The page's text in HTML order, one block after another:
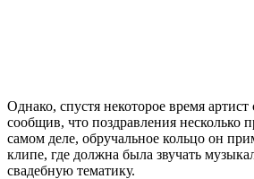
Однако, спустя некоторое время
сообщив, что поздравления несколько
самом деле, обручальное кольцо он
клипе, где должна была звучать
свадебную тематику.